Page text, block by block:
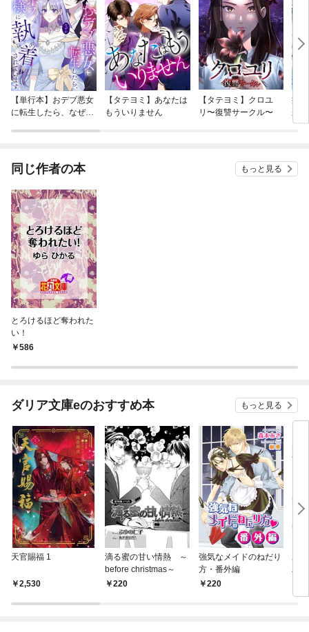
【単行本】おデブ悪女
に転生したら、なぜか
【タテヨミ】あなたは
もういりません
【タテヨミ】クロユ
リ〜復讐サークル〜
病
が
ぎ
同じ作者の本 もっと見る
とろけるほど奪われた
い！
586
ダリア文庫eのおすすめ本 もっと見る
天官賜福 1
2,530
滴る蜜の甘い情熱 ～
before christmas～
220
強気なメイドのねだり
方・番外編
220
あ
バ
き